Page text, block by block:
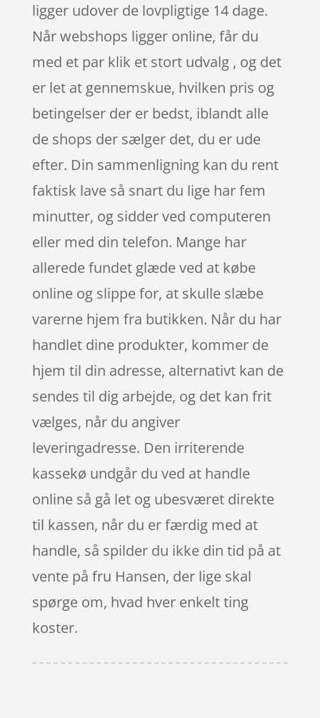
ligger udover de lovpligtige 14 dage.
Når webshops ligger online, får du
med et par klik et stort udvalg , og det
er let at gennemskue, hvilken pris og
betingelser der er bedst, iblandt alle
de shops der sælger det, du er ude
efter. Din sammenligning kan du rent
faktisk lave så snart du lige har fem
minutter, og sidder ved computeren
eller med din telefon. Mange har
allerede fundet glæde ved at købe
online og slippe for, at skulle slæbe
varerne hjem fra butikken. Når du har
handlet dine produkter, kommer de
hjem til din adresse, alternativt kan de
sendes til dig arbejde, og det kan frit
vælges, når du angiver
leveringadresse. Den irriterende
kassekø undgår du ved at handle
online så gå let og ubesværet direkte
til kassen, når du er færdig med at
handle, så spilder du ikke din tid på at
vente på fru Hansen, der lige skal
spørge om, hvad hver enkelt ting
koster.